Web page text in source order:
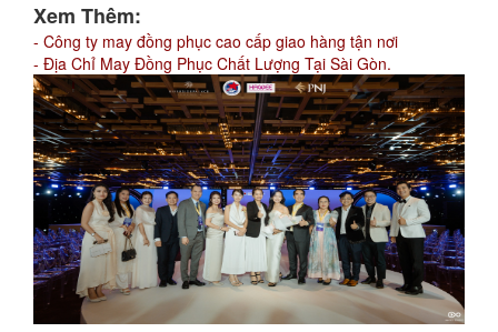
Xem Thêm:
- Công ty may đồng phục cao cấp giao hàng tận nơi
- Địa Chỉ May Đồng Phục Chất Lượng Tại Sài Gòn.